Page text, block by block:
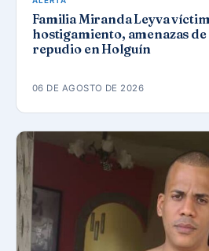
Familia Miranda Leyva
hostigamiento, amenazas
repudio en Holguín
06 DE AGOSTO DE 2026